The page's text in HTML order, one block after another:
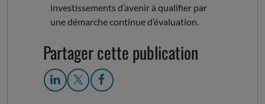
investissements d’avenir à qualifier par
une démarche continue d’évaluation.
Partager cette publication